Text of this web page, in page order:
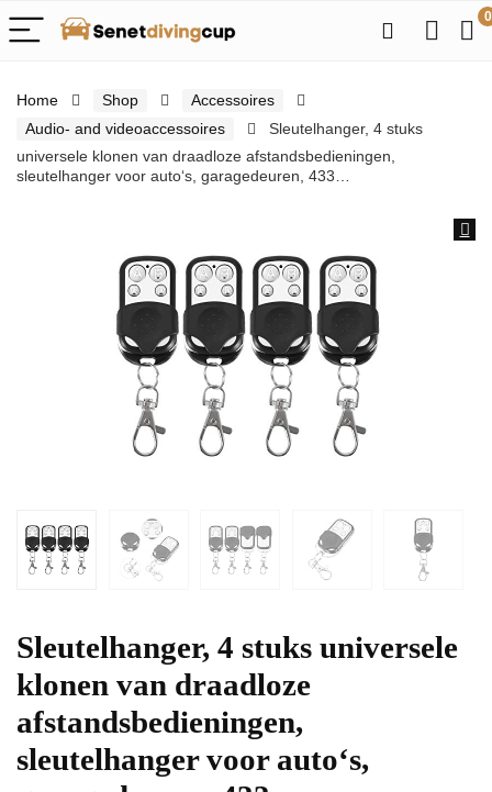
0
Home Shop
Accessoires
Audio- and videoaccessoires
Sleutelhanger, 4 stuks
universele klonen van draadloze afstandsbedieningen,
sleutelhanger voor auto‘s, garagedeuren, 433…
Sleutelhanger, 4 stuks universele
klonen van draadloze
afstandsbedieningen,
sleutelhanger voor auto‘s,